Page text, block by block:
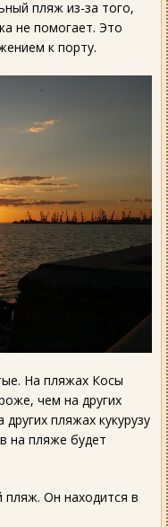
пляж из-за того,
не помогает. Это
к порту.
На пляжах Косы
чем на других
пляжах кукурузу
на пляже будет
пляж. Он находится в